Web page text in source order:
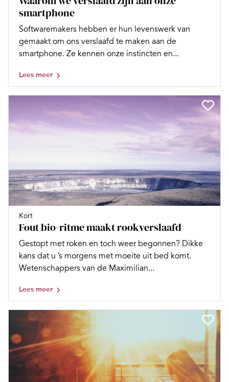
smartphone
Softwaremakers hebben er hun levenswerk van
gemaakt om ons verslaafd te maken aan de
smartphone. Ze kennen onze instincten en...
Lees meer
Kort
Fout bio-ritme maakt rookverslaafd
Gestopt met roken en toch weer begonnen? Dikke
kans dat u ’s morgens met moeite uit bed komt.
Wetenschappers van de Maximilian...
Lees meer